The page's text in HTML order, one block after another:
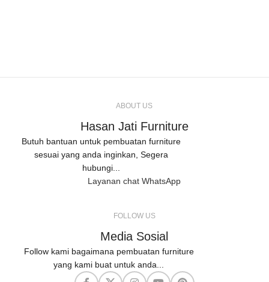
ABOUT US
Hasan Jati Furniture
Butuh bantuan untuk pembuatan furniture
sesuai yang anda inginkan, Segera
hubungi...
Layanan chat WhatsApp
FOLLOW US
Media Sosial
Follow kami bagaimana pembuatan furniture
yang kami buat untuk anda...